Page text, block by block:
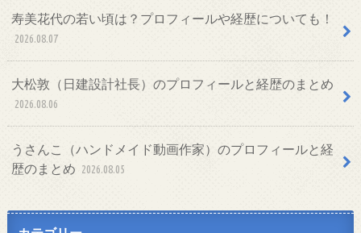
寿美花代の若い頃は？プロフィールや経歴についても！
2026.08.07
大松敦（日建設計社長）のプロフィールと経歴のまとめ
2026.08.06
うさんこ（ハンドメイド動画作家）のプロフィールと経
歴のまとめ 2026.08.05